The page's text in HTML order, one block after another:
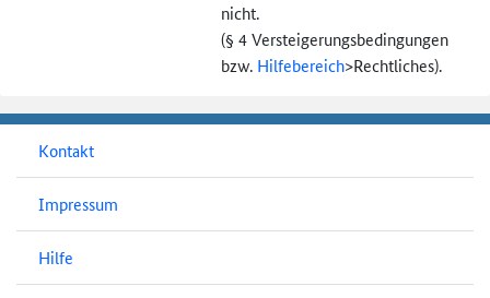
nicht.
(§ 4 Versteigerungs­bedingungen
bzw. Hilfebereich>Rechtliches).
Kontakt
Impressum
Hilfe